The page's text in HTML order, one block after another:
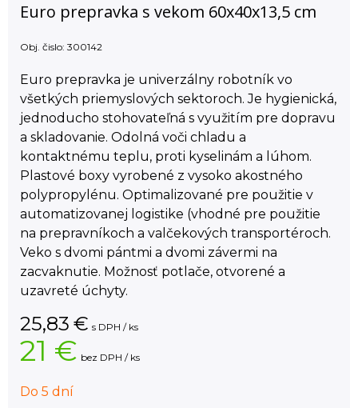
Euro prepravka s vekom 60x40x13,5 cm
Obj. čislo: 300142
Euro prepravka je univerzálny robotník vo
všetkých priemyslových sektoroch. Je hygienická,
jednoducho stohovateľná s využitím pre dopravu
a skladovanie. Odolná voči chladu a
kontaktnému teplu, proti kyselinám a lúhom.
Plastové boxy vyrobené z vysoko akostného
polypropylénu. Optimalizované pre použitie v
automatizovanej logistike (vhodné pre použitie
na prepravníkoch a valčekových transportéroch.
Veko s dvomi pántmi a dvomi závermi na
zacvaknutie. Možnosť potlače, otvorené a
uzavreté úchyty.
25,83 € s DPH / ks
21 € bez DPH / ks
Do 5 dní